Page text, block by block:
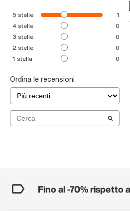
5 stelle
1
4stelle
0
3 stelle
0
2 stelle
0
1 stella 0
Ordina le recensioni
Fino al -70% rispetto